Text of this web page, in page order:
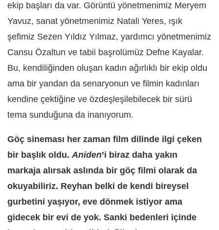
ekip başları da var. Görüntü yönetmenimiz Meryem
Yavuz, sanat yönetmenimiz Natali Yeres, ışık
şefimiz Sezen Yıldız Yılmaz, yardımcı yönetmenimiz
Cansu Özaltun ve tabii başrolümüz Defne Kayalar.
Bu, kendiliğinden oluşan kadın ağırlıklı bir ekip oldu
ama bir yandan da senaryonun ve filmin kadınları
kendine çektiğine ve özdeşleşilebilecek bir sürü
tema sunduğuna da inanıyorum.
Göç sineması her zaman film dilinde ilgi çeken
bir başlık oldu.Aniden’i biraz daha yakın
markaja alırsak aslında bir göç filmi olarak da
okuyabiliriz. Reyhan belki de kendi bireysel
gurbetini yaşıyor, eve dönmek istiyor ama
gidecek bir evi de yok. Sanki bedenleri içinde